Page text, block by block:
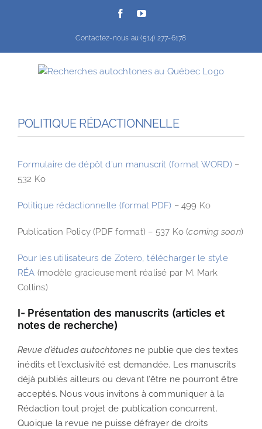
FacebookYouTube
Contactez-nous au (514) 277-6178
POLITIQUE RÉDACTIONNELLE
Formulaire de dépôt d’un manuscrit (format WORD) –
532 Ko
Politique rédactionnelle (format PDF) – 499 Ko
Publication Policy (PDF format) – 537 Ko (coming soon)
Pour les utilisateurs de Zotero, télécharger le style
RÉA (modèle gracieusement réalisé par M. Mark
Collins)
I- Présentation des manuscrits (articles et
notes de recherche)
Revue d’études autochtones ne publie que des textes
inédits et l’exclusivité est demandée. Les manuscrits
déjà publiés ailleurs ou devant l’être ne pourront être
acceptés. Nous vous invitons à communiquer à la
Rédaction tout projet de publication concurrent.
Quoique la revue ne puisse défrayer de droits